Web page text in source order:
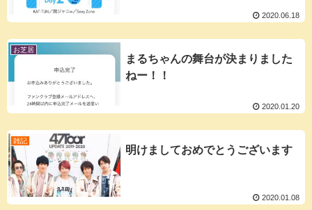
2020.06.18
お芝居
まるちゃんの舞台が決まりました
ねー！！
2020.01.20
雑記
明けましておめでとうございます
2020.01.08